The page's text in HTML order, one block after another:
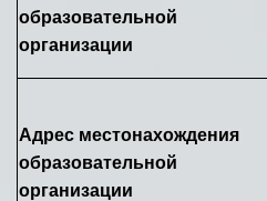
образовательной
организации
Адрес местонахождения
образовательной
организации